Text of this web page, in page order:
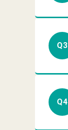
Q3
Q4